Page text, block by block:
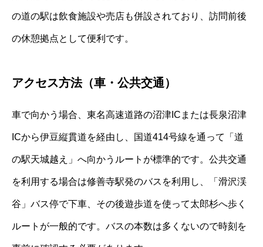
の道の駅は飲食施設や売店も併設されており、訪問前後
の休憩拠点として便利です。
アクセス方法（車・公共交通）
車で向かう場合、東名高速道路の沼津ICまたは長泉沼津
ICから伊豆縦貫道を経由し、国道414号線を通って「道
の駅天城越え」へ向かうルートが標準的です。公共交通
を利用する場合は修善寺駅発のバスを利用し、「滑沢渓
谷」バス停で下車、その後遊歩道を使って太郎杉へ歩く
ルートが一般的です。バスの本数は多くないので時刻を